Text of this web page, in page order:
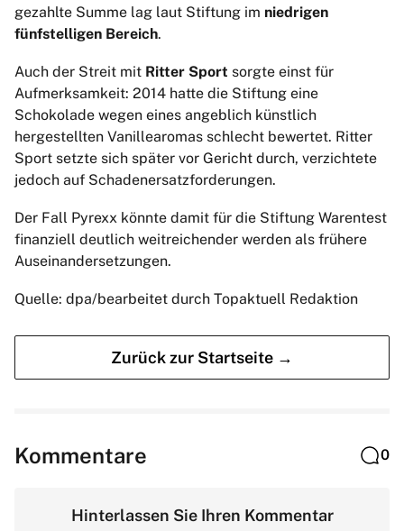
gezahlte Summe lag laut Stiftung im niedrigen
fünfstelligen Bereich.
Auch der Streit mit Ritter Sport sorgte einst für
Aufmerksamkeit: 2014 hatte die Stiftung eine
Schokolade wegen eines angeblich künstlich
hergestellten Vanillearomas schlecht bewertet. Ritter
Sport setzte sich später vor Gericht durch, verzichtete
jedoch auf Schadenersatzforderungen.
Der Fall Pyrexx könnte damit für die Stiftung Warentest
finanziell deutlich weitreichender werden als frühere
Auseinandersetzungen.
Quelle: dpa/bearbeitet durch Topaktuell Redaktion
Zurück zur Startseite →
Kommentare 0
Hinterlassen Sie Ihren Kommentar